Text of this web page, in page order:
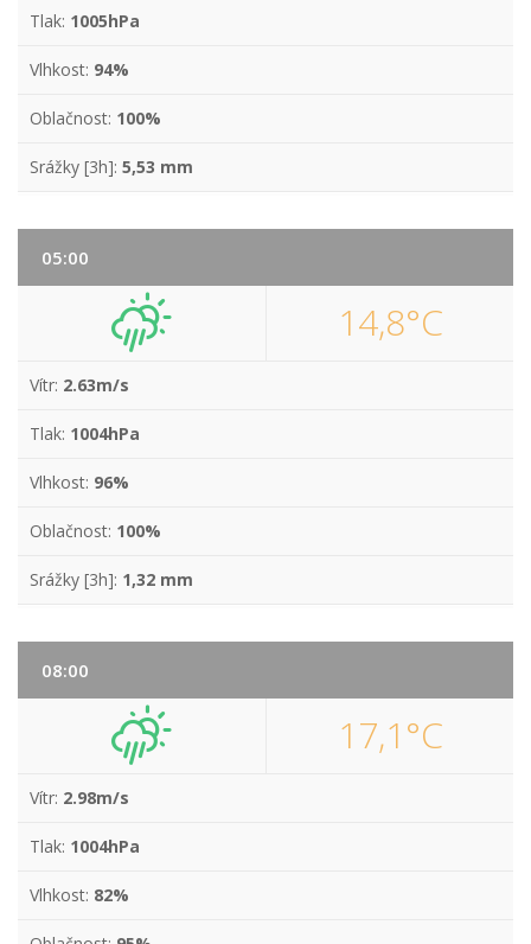
Tlak: 1005hPa
Vlhkost: 94%
Oblačnost: 100%
Srážky [3h]: 5,53 mm
05:00
14,8°C
Vítr: 2.63m/s
Tlak: 1004hPa
Vlhkost: 96%
Oblačnost: 100%
Srážky [3h]: 1,32 mm
08:00
17,1°C
Vítr: 2.98m/s
Tlak: 1004hPa
Vlhkost: 82%